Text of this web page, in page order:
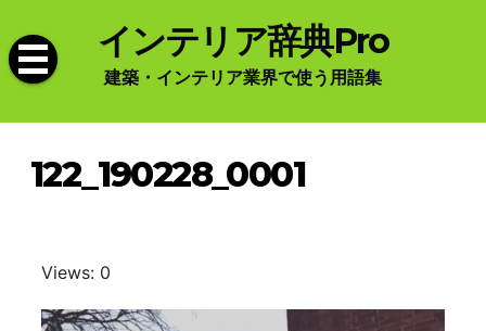
to
content
インテリア辞典Pro
建築・インテリア業界で使う用語集
122_190228_0001
Views: 0